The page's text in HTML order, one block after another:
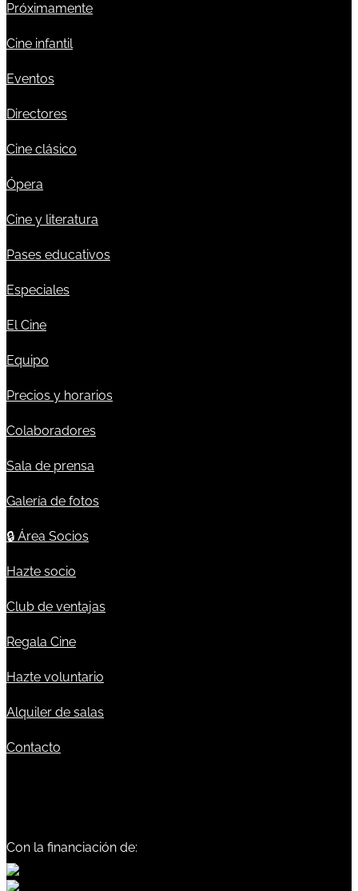
Próximamente
Cine infantil
Eventos
Directores
Cine clásico
Ópera
Cine y literatura
Pases educativos
Especiales
El Cine
Equipo
Precios y horarios
Colaboradores
Sala de prensa
Galería de fotos
🔒 Área Socios
Hazte socio
Club de ventajas
Regala Cine
Hazte voluntario
Alquiler de salas
Contacto
Con la financiación de: